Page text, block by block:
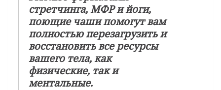
стретчинга, МФР и йоги,
поющие чаши помогут вам
полностью перезагрузить и
восстановить все ресурсы
вашего тела, как
физические, так и
ментальные.